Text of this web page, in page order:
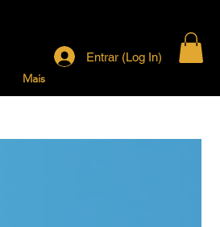
Mais
Entrar (Log In)